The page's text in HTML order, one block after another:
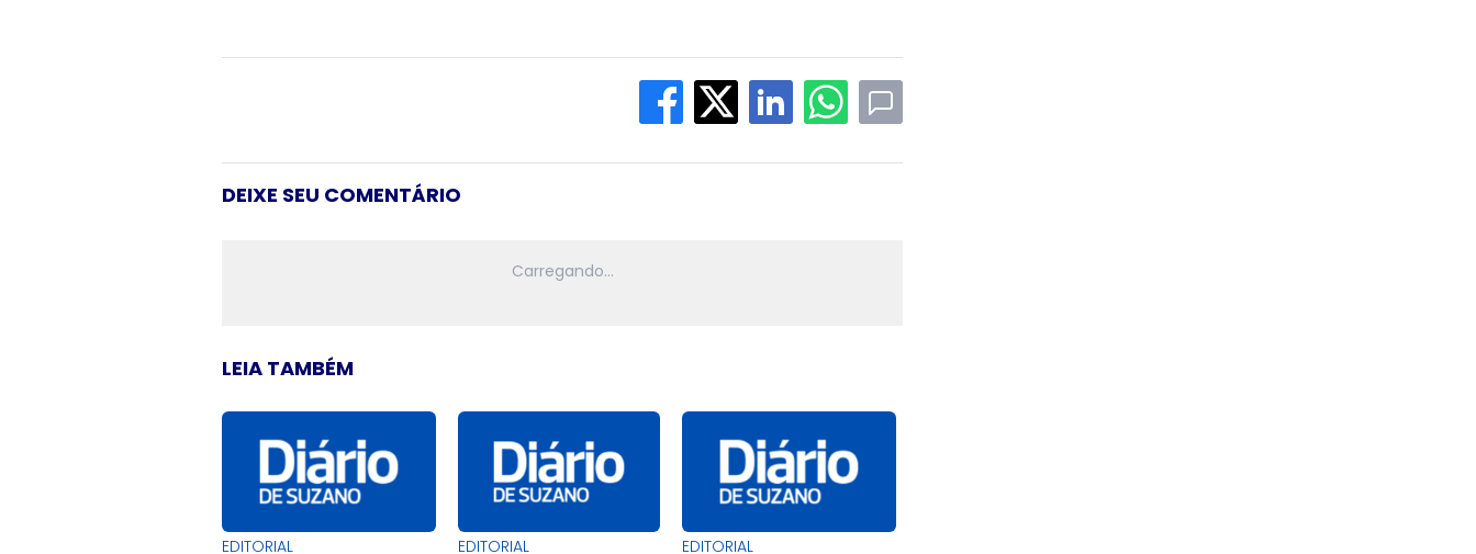
DEIXE SEU COMENTÁRIO
LEIA TAMBÉM
EDITORIAL EDITORIAL EDITORIAL